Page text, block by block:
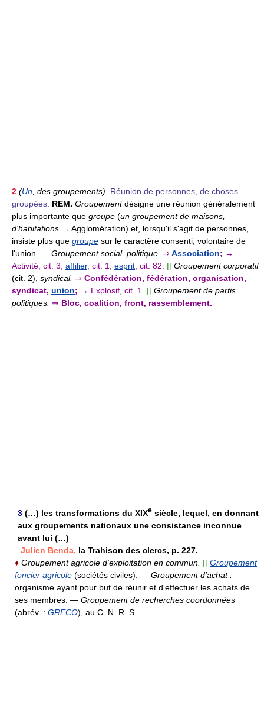
2 (Un , des groupements).
Réunion de personnes, de choses
groupées. REM. Groupementdésigne une réunion généralement
plus importante que groupe (un groupement de maisons,
d'habitations → Agglomération) et, lorsqu'il s'agit de personnes,
insiste plus que groupe sur le caractère consenti, volontaire de
l'union. — Groupement social, politique. ⇒ Association; →
Activité, cit. 3; affilier, cit. 1; esprit , cit. 82. || Groupement corporatif
(cit. 2), syndical. ⇒ Confédération, fédération, organisation,
syndicat, union; → Explosif, cit. 1. || Groupement de partis
politiques. ⇒ Bloc, coalition, front, rassemblement.
3 (…) les transformations du XIXe siècle, lequel, en donnant
aux groupements nationaux une consistance inconnue
avant lui (…)
Julien Benda, la Trahison des clercs, p. 227.
♦ Groupement agricole d'exploitation en commun. || Groupement
foncier agricole (sociétés civiles). — Groupement d'achat :
organisme ayant pour but de réunir et d'effectuer les achats de
ses membres. — Groupement de recherches coordonnées
(abrév. : GRECO), au C. N. R. S.